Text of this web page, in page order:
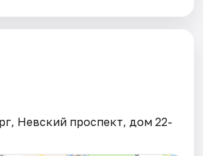
Невский проспект, дом 22-